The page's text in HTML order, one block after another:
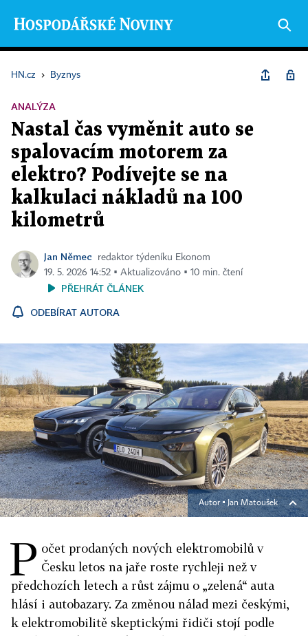
HN.cz › Byznys
ANALÝZA
Nastal čas vyměnit auto se
spalovacím motorem za
elektro? Podívejte se na
kalkulaci nákladů na 100
kilometrů
Jan Němec
redaktor týdeníku Ekonom
19. 5. 2026 14:52 ▪ Aktualizováno ▪ 10 min. čtení
PŘEHRÁT ČLÁNEK
ODEBÍRAT AUTORA
Autor ▪Jan Matoušek
P očet prodaných nových elektromobilů v
Česku letos na jaře roste rychleji než v
předchozích letech a růst zájmu o „zelená“ auta
hlásí i autobazary. Za změnou nálad mezi českými,
k elektromobilitě skeptickými řidiči stojí podle